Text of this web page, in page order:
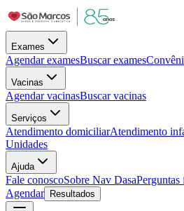
Exames
Agendar examesBuscar exames
Vacinas
Agendar vacinasBuscar vacinas
Serviços
Atendimento domiciliarAtendimento
Unidades
Ajuda
Fale conoscoSobre Nav DasaPerguntas
Agendar
Resultados